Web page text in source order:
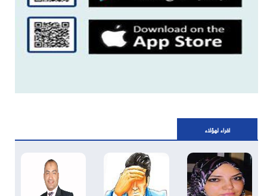
اقراء لهؤلاء